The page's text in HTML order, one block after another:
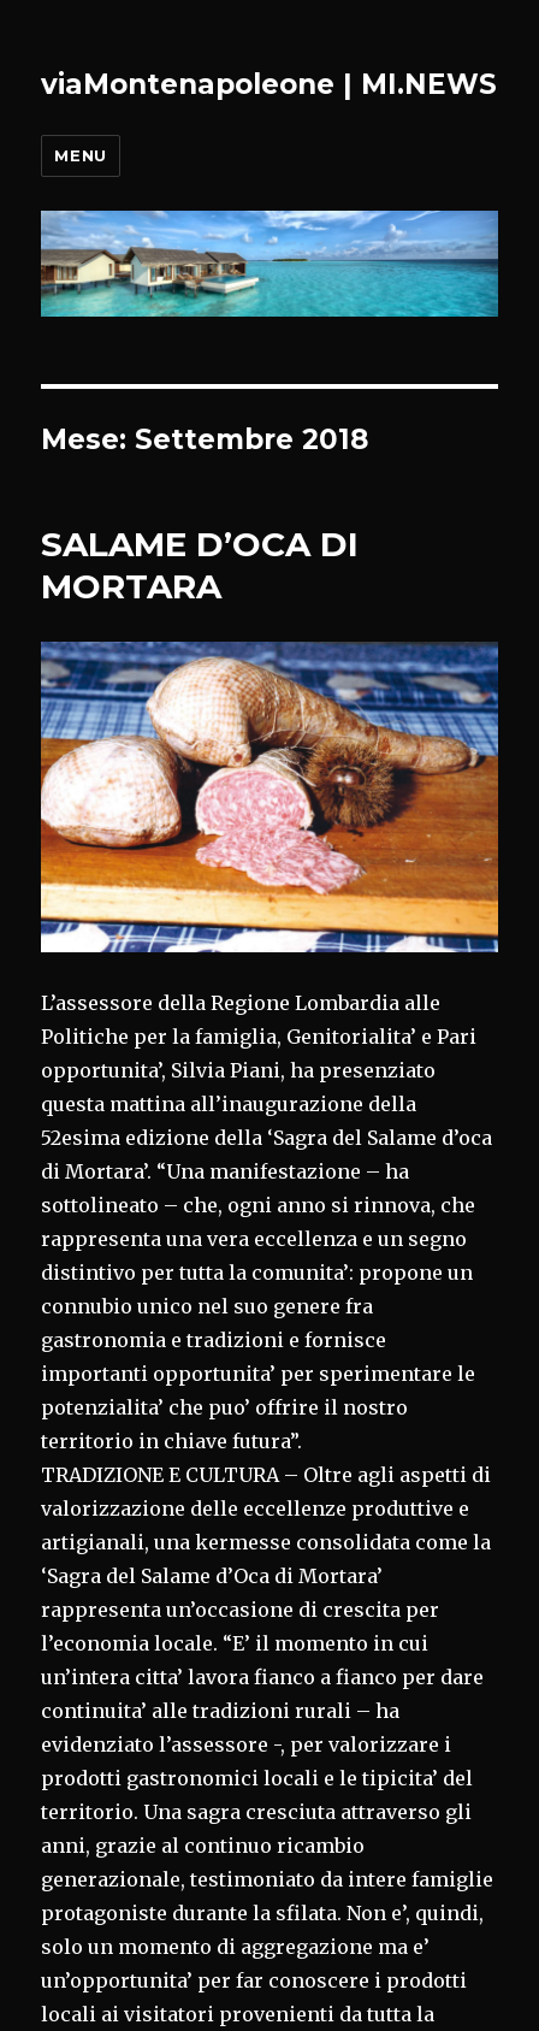
viaMontenapoleone | MI.NEWS
MENU
Mese: Settembre 2018
SALAME D’OCA DI
MORTARA
L’assessore della Regione Lombardia alle
Politiche per la famiglia, Genitorialita’ e Pari
opportunita’, Silvia Piani, ha presenziato
questa mattina all’inaugurazione della
52esima edizione della ‘Sagra del Salame d’oca
di Mortara’. “Una manifestazione – ha
sottolineato – che, ogni anno si rinnova, che
rappresenta una vera eccellenza e un segno
distintivo per tutta la comunita’: propone un
connubio unico nel suo genere fra
gastronomia e tradizioni e fornisce
importanti opportunita’ per sperimentare le
potenzialita’ che puo’ offrire il nostro
territorio in chiave futura”.
TRADIZIONE E CULTURA – Oltre agli aspetti di
valorizzazione delle eccellenze produttive e
artigianali, una kermesse consolidata come la
‘Sagra del Salame d’Oca di Mortara’
rappresenta un’occasione di crescita per
l’economia locale. “E’ il momento in cui
un’intera citta’ lavora fianco a fianco per dare
continuita’ alle tradizioni rurali – ha
evidenziato l’assessore -, per valorizzare i
prodotti gastronomici locali e le tipicita’ del
territorio. Una sagra cresciuta attraverso gli
anni, grazie al continuo ricambio
generazionale, testimoniato da intere famiglie
protagoniste durante la sfilata. Non e’, quindi,
solo un momento di aggregazione ma e’
un’opportunita’ per far conoscere i prodotti
locali ai visitatori provenienti da tutta la